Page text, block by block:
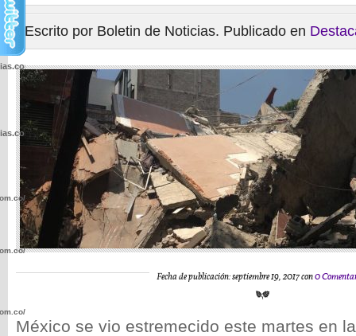
Escrito por Boletin de Noticias. Publicado en
Fecha de publicación: septiembre 19, 2017 con0
México se vio estremecido este martes en
wp-
wp-
wp-
wp-
wp-